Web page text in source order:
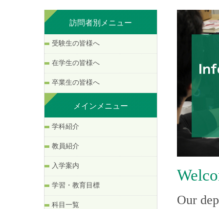
訪問者別メニュー
受験生の皆様へ
在学生の皆様へ
卒業生の皆様へ
メインメニュー
学科紹介
教員紹介
入学案内
学習・教育目標
科目一覧
Our